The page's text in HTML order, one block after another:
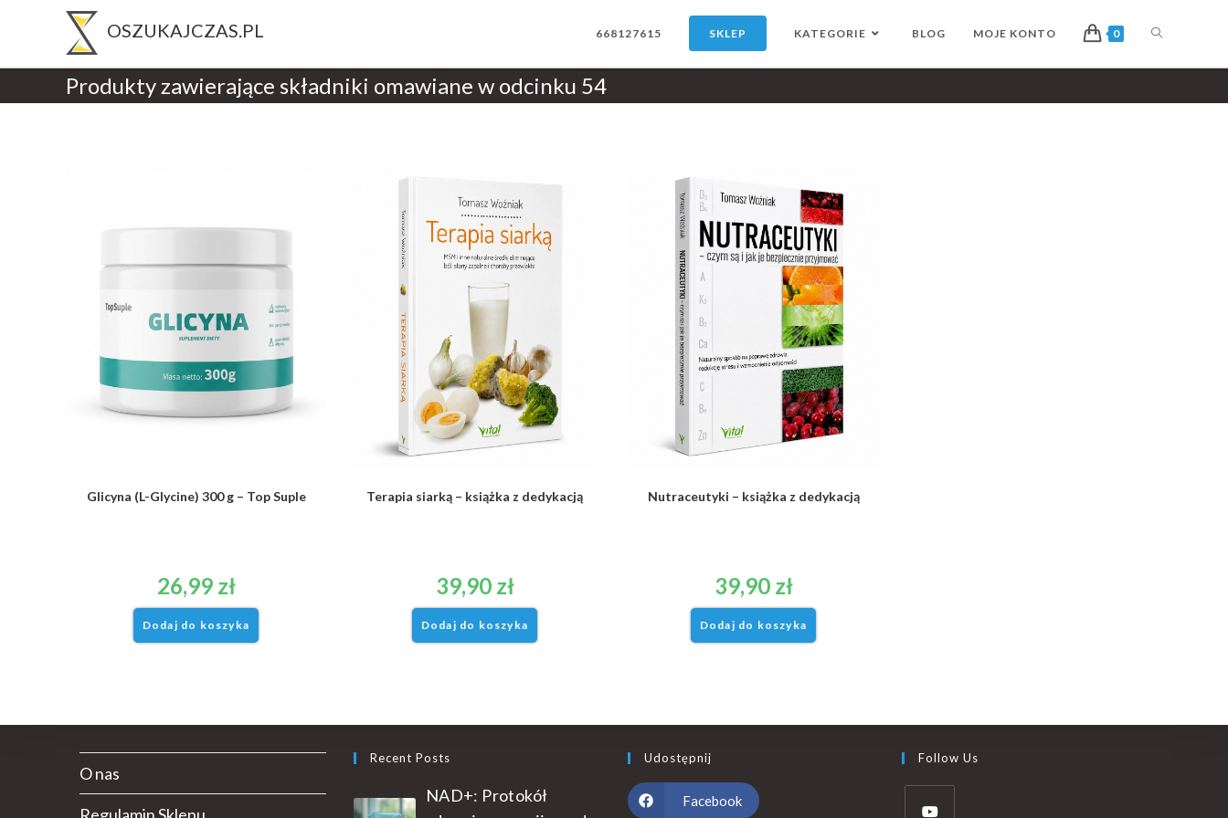
668127615 SKLEP KATEGORIE BLOG MOJE KONTO 0
Produkty zawierające składniki omawiane w odcinku 54
Glicyna (L-Glycine) 300 g – Top Suple
26,99 zł
Dodaj do koszyka
Terapia siarką – książka z dedykacją
39,90 zł
Dodaj do koszyka
Nutraceutyki – książka z dedykacją
39,90 zł
Dodaj do koszyka
O nas
Recent Posts
NAD+: Protokół
Udostępnij
Facebook
Follow Us